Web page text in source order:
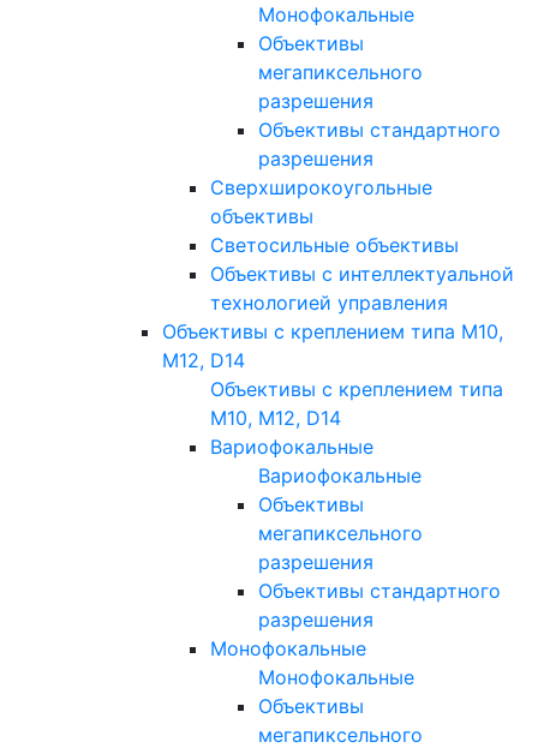
Монофокальные
Объективы
мегапиксельного
разрешения
Объективы стандартного
разрешения
Сверхширокоугольные
объективы
Светосильные объективы
Объективы с интеллектуальной
технологией управления
Объективы с креплением типа M10,
M12, D14
Объективы с креплением типа
M10, M12, D14
Вариофокальные
Вариофокальные
Объективы
мегапиксельного
разрешения
Объективы стандартного
разрешения
Монофокальные
Монофокальные
Объективы
мегапиксельного